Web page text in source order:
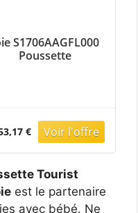
S1706AAGFL000
Poussette
€
Tourist
est le partenaire
avec bébé. Ne